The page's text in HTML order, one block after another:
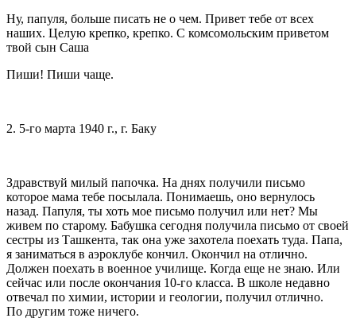
Ну, папуля, больше писать не о чем. Привет тебе от всех
наших. Целую крепко, крепко. С комсомольским приветом
твой сын Саша
Пиши! Пиши чаще.
2. 5-го марта 1940 г., г. Баку
Здравствуй милый папочка. На днях получили письмо
которое мама тебе посылала. Понимаешь, оно вернулось
назад. Папуля, ты хоть мое письмо получил или нет? Мы
живем по старому. Бабушка сегодня получила письмо от своей
сестры из Ташкента, так она уже захотела поехать туда. Папа,
я заниматься в аэроклубе кончил. Окончил на отлично.
Должен поехать в военное училище. Когда еще не знаю. Или
сейчас или после окончания 10-го класса. В школе недавно
отвечал по химии, истории и геологии, получил отлично.
По другим тоже ничего.